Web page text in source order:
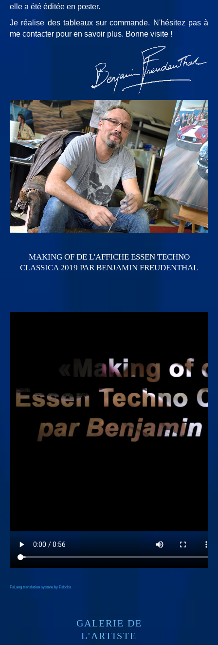
elle a été éditée en poster.
Je réalise des tableaux sur commande. N'hésitez pas à
me contacter pour en savoir plus. Bonne visite !
MAKING OF DE L'AFFICHE ESSEN TECHNO
CLASSICA 2019 PAR BENJAMIN FREUDENTHAL
FaLang translation system by Faboba
GALERIE DE
L'ARTISTE